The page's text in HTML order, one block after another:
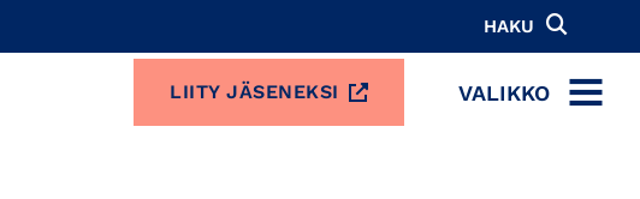
HAKU
LIITY JÄSENEKSI VALIKKO
MENU